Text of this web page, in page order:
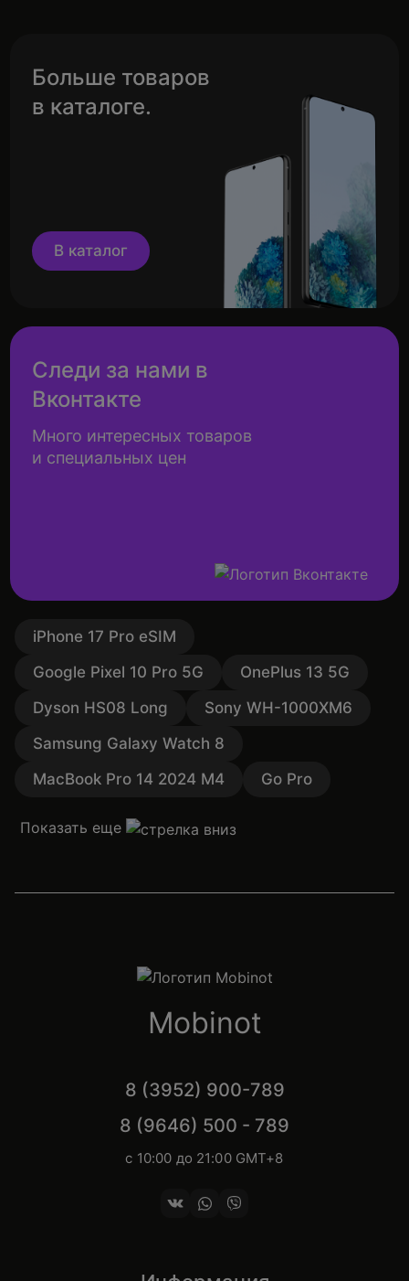
Больше товаров
в каталоге.
В каталог
Следи за нами в
Вконтакте
Много интересных товаров
и специальных цен
iPhone 17 Pro eSIM
Google Pixel 10 Pro 5G
OnePlus 13 5G
Dyson HS08 Long
Sony WH-1000XM6
Samsung Galaxy Watch 8
MacBook Pro 14 2024 M4
Go Pro
Показать еще
Mobinot
8 (3952) 900-789
8 (9646) 500 - 789
с 10:00 до 21:00 GMT+8